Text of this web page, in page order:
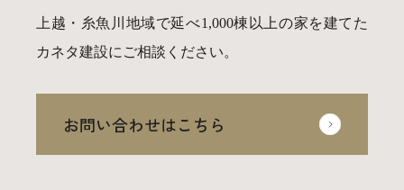
上越・糸魚川地域で延べ1,000棟以上の家を建てた
カネタ建設にご相談ください。
お問い合わせはこちら